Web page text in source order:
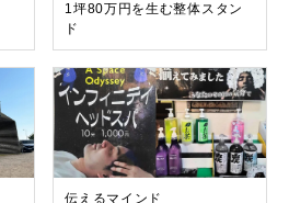
1坪80万円を生む整体スタン
ド
伝えるマインド